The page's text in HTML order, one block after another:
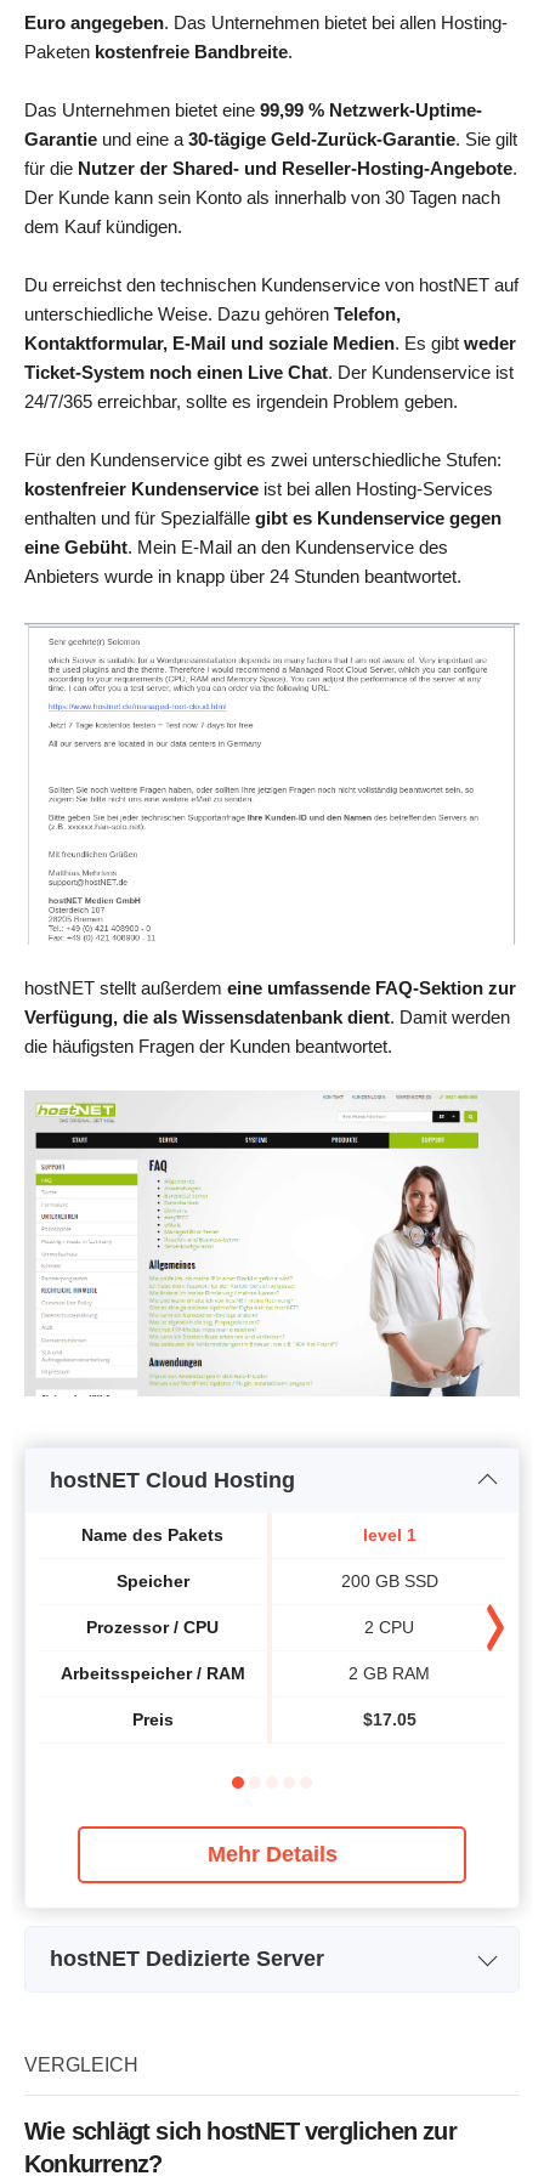
Euro angegeben. Das Unternehmen bietet bei allen Hosting-
Paketen kostenfreie Bandbreite.
Das Unternehmen bietet eine 99,99 % Netzwerk-Uptime-
Garantie und eine a 30-tägige Geld-Zurück-Garantie. Sie gilt
für die Nutzer der Shared- und Reseller-Hosting-Angebote.
Der Kunde kann sein Konto als innerhalb von 30 Tagen nach
dem Kauf kündigen.
Du erreichst den technischen Kundenservice von hostNET auf
unterschiedliche Weise. Dazu gehören Telefon,
Kontaktformular, E-Mail und soziale Medien. Es gibt weder
Ticket-System noch einen Live Chat. Der Kundenservice ist
24/7/365 erreichbar, sollte es irgendein Problem geben.
Für den Kundenservice gibt es zwei unterschiedliche Stufen:
kostenfreier Kundenservice ist bei allen Hosting-Services
enthalten und für Spezialfälle gibt es Kundenservice gegen
eine Gebüht. Mein E-Mail an den Kundenservice des
Anbieters wurde in knapp über 24 Stunden beantwortet.
hostNET stellt außerdem eine umfassende FAQ-Sektion zur
Verfügung, die als Wissensdatenbank dient. Damit werden
die häufigsten Fragen der Kunden beantwortet.
hostNET Cloud Hosting
Name des Pakets
Speicher
Prozessor / CPU
Arbeitsspeicher / RAM
Preis
level 1
200 GB SSD
2 CPU
2 GB RAM
$17.05
Mehr Details
hostNET Dedizierte Server
Speicher
Prozessor / CPU
Intel i5-4570T Turbo 3.6GHz
VERGLEICH
Wie schlägt sich hostNET verglichen zur
Konkurrenz?